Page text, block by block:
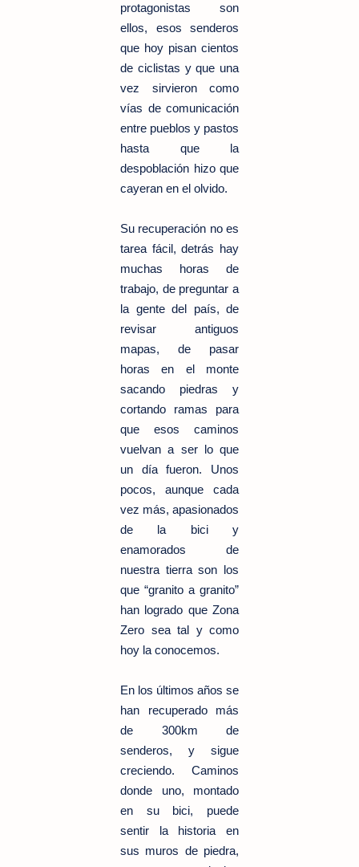
protagonistas son
ellos, esos senderos
que hoy pisan cientos
de ciclistas y que una
vez sirvieron como
vías de comunicación
entre pueblos y pastos
hasta que la
despoblación hizo que
cayeran en el olvido.
Su recuperación no es
tarea fácil, detrás hay
muchas horas de
trabajo, de preguntar a
la gente del país, de
revisar antiguos
mapas, de pasar
horas en el monte
sacando piedras y
cortando ramas para
que esos caminos
vuelvan a ser lo que
un día fueron. Unos
pocos, aunque cada
vez más, apasionados
de la bici y
enamorados de
nuestra tierra son los
que “granito a granito”
han logrado que Zona
Zero sea tal y como
hoy la conocemos.
En los últimos años se
han recuperado más
de 300km de
senderos, y sigue
creciendo. Caminos
donde uno, montado
en su bici, puede
sentir la historia en
sus muros de piedra,